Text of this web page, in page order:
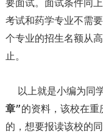
要面试。面试条件同
考试和药学专业不需
个专业的招生名额从
止。
以上就是小编为同
章”的资料，该校在重
的，想要报读该校的